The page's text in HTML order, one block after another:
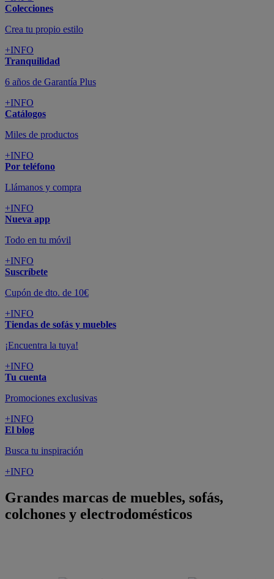
Colecciones
Crea tu propio estilo
+INFO
Tranquilidad
6 años de Garantía Plus
+INFO
Catálogos
Miles de productos
+INFO
Por teléfono
Llámanos y compra
+INFO
Nueva app
Todo en tu móvil
+INFO
Suscríbete
Cupón de dto. de 10€
+INFO
Tiendas de sofás y muebles
¡Encuentra la tuya!
+INFO
Tu cuenta
Promociones exclusivas
+INFO
El blog
Busca tu inspiración
+INFO
Grandes marcas de muebles, sofás,
colchones y electrodomésticos